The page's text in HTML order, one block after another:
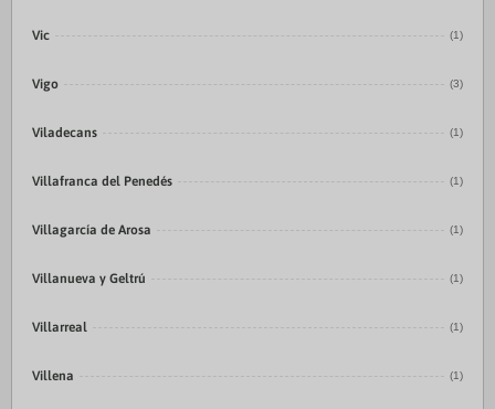
Vic (1)
Vigo (3)
Viladecans (1)
Villafranca del Penedés (1)
Villagarcía de Arosa (1)
Villanueva y Geltrú (1)
Villarreal (1)
Villena (1)